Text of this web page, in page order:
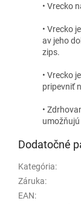
• Vrecko
• Vrecko
av jeho
zips.
• Vrecko
pripevniť
•
Dodatočné
Kategória:
Záruka:
EAN: